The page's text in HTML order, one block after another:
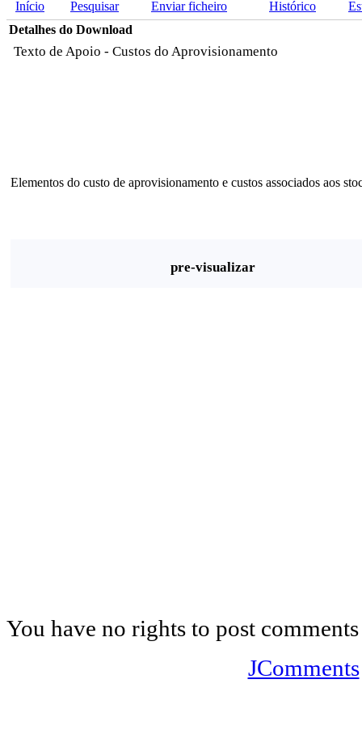
Início Pesquisar Enviar ficheiro Histórico
Detalhes do Download
Texto de Apoio - Custos do Aprovisionamento
Elementos do custo de aprovisionamento e custos associados aos
pre-visualizar
You have no rights to post comments
JComments